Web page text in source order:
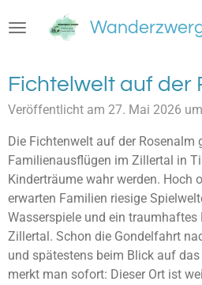
Hauptinhalt
Fichtelwelt auf der
Veröffentlicht am 27. Mai 2026
Die Fichtenwelt auf der Rosenalm
Familienausflügen im Zillertal in
Kinderträume wahr werden. Hoch
erwarten Familien riesige
Wasserspiele und ein traumhaftes
Zillertal. Schon die Gondelfahrt
und spätestens beim Blick auf
merkt man sofort: Dieser Ort ist